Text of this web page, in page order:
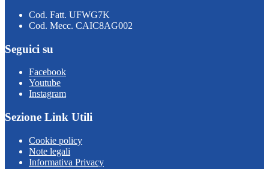
Cod. Fatt. UFWG7K
Cod. Mecc. CAIC8AG002
Seguici su
Facebook
Youtube
Instagram
Sezione Link Utili
Cookie policy
Note legali
Informativa Privacy